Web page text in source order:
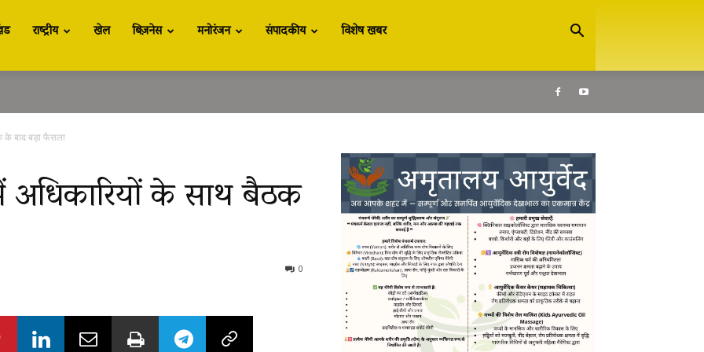
राष्ट्रीय खेल बिज़नेस मनोरंजन संपादकीय विशेष खबर
के बाद बड़ा फैसला
अधिकारियों के साथ बैठक
0